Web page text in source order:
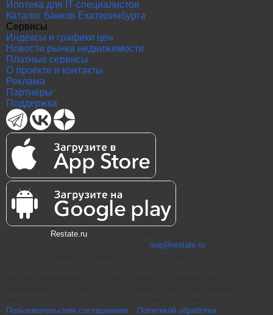
Ипотека для IT-специалистов
Каталог банков Екатеринбурга
Сервисы
Индексы и графики цен
Новости рынка недвижимости
Платные сервисы
О проекте и контакты
Реклама
Партнеры
Поддержка
Restate.ru
sup@restate.ru
Пользовательским соглашением
Политикой обработки